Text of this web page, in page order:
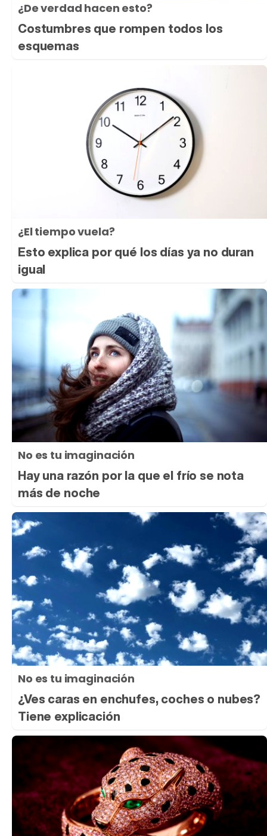
¿De verdad hacen esto?
Costumbres que rompen todos los
esquemas
¿El tiempo vuela?
Esto explica por qué los días ya no duran
igual
No es tu imaginación
Hay una razón por la que el frío se nota
más de noche
No es tu imaginación
¿Ves caras en enchufes, coches o nubes?
Tiene explicación